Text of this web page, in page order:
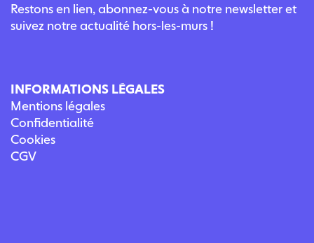
Restons en lien, abonnez-vous à notre newsletter et
suivez notre actualité hors-les-murs !
INFORMATIONS LÉGALES
Mentions légales
Confidentialité
Cookies
CGV